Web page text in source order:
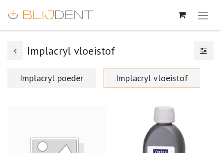
Implacryl vloeistof
Implacryl poeder Implacryl vloeistof